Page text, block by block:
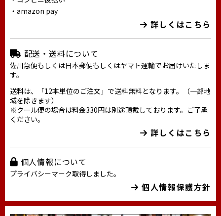
・amazon pay
詳しくはこちら
配送・送料について
佐川急便もしくは日本郵便もしくはヤマト運輸でお届けいたしま
す。
送料は、「12本単位のご注文」で送料無料となります。（一部地
域を除きます）
※クール便の場合は料金330円は別途頂戴しております。ご了承
ください。
詳しくはこちら
個人情報について
プライバシーマーク取得しました。
個人情報保護方針